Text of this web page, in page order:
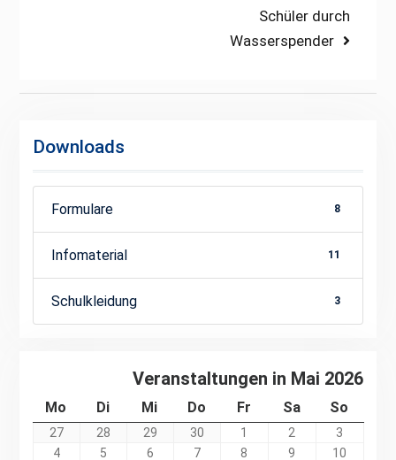
Schüler durch
Wasserspender
Downloads
Formulare 8
Infomaterial 11
Schulkleidung 3
Veranstaltungen in Mai 2026
Mo Montag
DiDienstag
MiMittwoch
DoDonnerstag
FrFreitag
SaSamstag
So
2727.
2828.
2929.
3030.
1 2 3
Mai
44.
55.
66.
77.
8 9 10